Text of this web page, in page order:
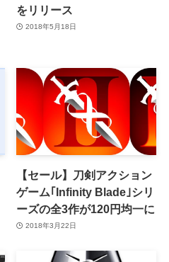
をリリース
2018年5月18日
【セール】刀剣アクション
ゲーム｢Infinity Blade｣シリ
ーズの全3作が120円均一に
2018年3月22日